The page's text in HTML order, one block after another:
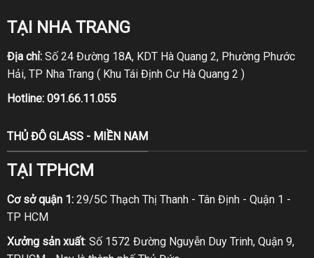
TẠI NHA TRANG
Địa chỉ:Số 24 Đường 18A, KDT Hà Quang 2, Phường Phước
Hải, TP Nha Trang ( Khu Tái Định Cư Hà Quang 2 )
Hotline: 091.66.11.055
THỦ ĐÔ GLASS - MIỀN NAM
TẠI TPHCM
Cơ sở quận 1:29/5C Thạch Thị Thanh - Tân Định - Quận 1 -
TP HCM
Xưởng sản xuất: Số 1572 Đường Nguyễn Duy Trinh, Quận 9,